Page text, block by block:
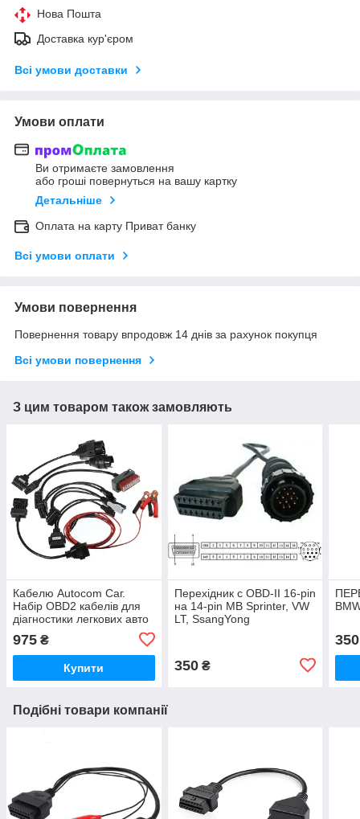
Нова Пошта
Доставка кур'єром
Всі умови доставки
Умови оплати
Ви отримаєте замовлення
або гроші повернуться на вашу картку
Детальніше
Оплата на карту Приват банку
Всі умови оплати
Умови повернення
Повернення товару впродовж 14 днів за рахунок покупця
Всі умови повернення
З цим товаром також замовляють
Кабелю Autocom Саг.
Набір OBD2 кабелів для
діагностики легкових авто
975 ₴
Купити
Перехідник c OBD-II 16-pin
на 14-pin MB Sprinter, VW
LT, SsangYong
350₴
350
Подібні товари компанії